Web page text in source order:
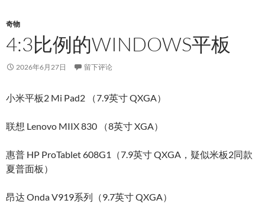
奇物
4:3比例的WINDOWS平板
2026年6月27日 留下评论
小米平板2 Mi Pad2 （7.9英寸 QXGA）
联想 Lenovo MIIX 830 （8英寸 XGA）
惠普 HP ProTablet 608G1（7.9英寸 QXGA，疑似米板2同款
夏普面板）
昂达 Onda V919系列（9.7英寸 QXGA）